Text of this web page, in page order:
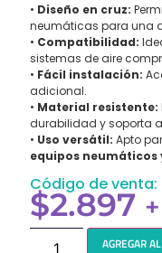
• Diseño en cruz:
neumáticas para una
• Compatibilidad:
sistemas de aire
• Fácil instalación:
adicional.
• Material resistente:
durabilidad y soporta
• Uso versátil: Apto
equipos neumáticos
Código de venta:
$2.897
AGREGAR